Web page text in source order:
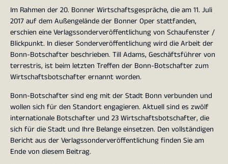
Im Rahmen der 20. Bonner Wirtschaftsgespräche, die am 11. Juli
2017 auf dem Außengelände der Bonner Oper stattfanden,
erschien eine Verlagssonderveröffentlichung von Schaufenster /
Blickpunkt. In dieser Sonderveröffentlichung wird die Arbeit der
Bonn-Botschafter beschrieben. Till Adams, Geschäftsführer von
terrestris, ist beim letzten Treffen der Bonn-Botschafter zum
Wirtschaftsbotschafter ernannt worden.
Bonn-Botschafter sind eng mit der Stadt Bonn verbunden und
wollen sich für den Standort engagieren. Aktuell sind es zwölf
internationale Botschafter und 23 Wirtschaftsbotschafter, die
sich für die Stadt und Ihre Belange einsetzen. Den vollständigen
Bericht aus der Verlagssonderveröffentlichung finden Sie am
Ende von diesem Beitrag.